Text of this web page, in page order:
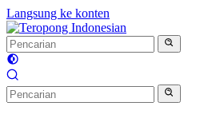
Langsung ke konten